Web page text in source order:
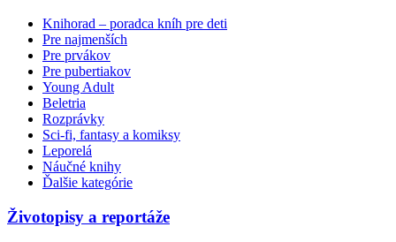
Knihorad – poradca kníh pre deti
Pre najmenších
Pre prvákov
Pre pubertiakov
Young Adult
Beletria
Rozprávky
Sci-fi, fantasy a komiksy
Leporelá
Náučné knihy
Ďalšie kategórie
Životopisy a reportáže